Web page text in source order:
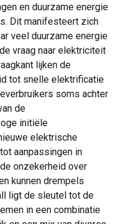
en duurzame energie
Dit manifesteert zich
veel duurzame energie
vraag naar elektriciteit
lijken de
tot snelle elektrificatie
soms achter
de
initiële
elektrische
aanpassingen in
onzekerheid over
kunnen drempels
ligt de sleutel tot de
in een combinatie